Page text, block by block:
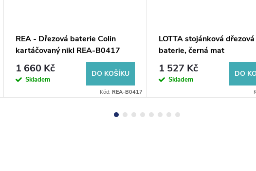
REA - Dřezová baterie Colin
kartáčovaný nikl REA-B0417
1 660 Kč
Skladem
DO KOŠÍKU
Kód: REA-B0417
LOTTA stojánková dřezová
baterie, černá mat
1 527 Kč
Skladem
DO